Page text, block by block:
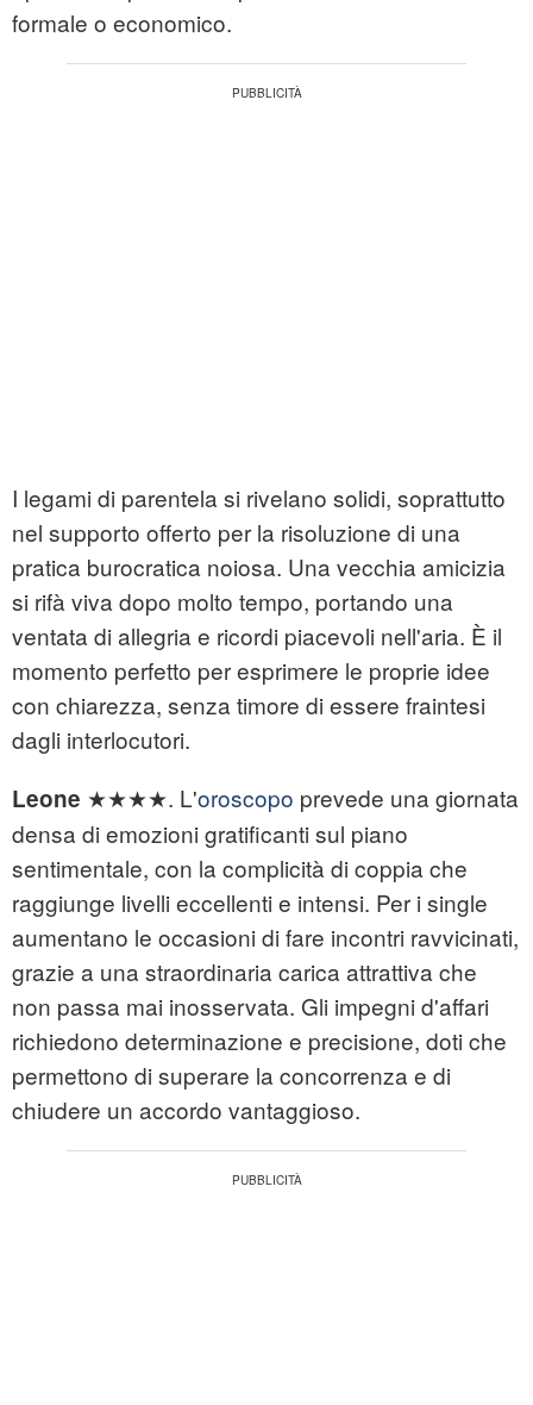
formale o economico.
I legami di parentela si rivelano solidi, soprattutto
nel supporto offerto per la risoluzione di una
pratica burocratica noiosa. Una vecchia amicizia
si rifà viva dopo molto tempo, portando una
ventata di allegria e ricordi piacevoli nell'aria. È il
momento perfetto per esprimere le proprie idee
con chiarezza, senza timore di essere fraintesi
dagli interlocutori.
Leone ★★★★. L'oroscopo prevede una giornata
densa di emozioni gratificanti sul piano
sentimentale, con la complicità di coppia che
raggiunge livelli eccellenti e intensi. Per i single
aumentano le occasioni di fare incontri ravvicinati,
grazie a una straordinaria carica attrattiva che
non passa mai inosservata. Gli impegni d'affari
richiedono determinazione e precisione, doti che
permettono di superare la concorrenza e di
chiudere un accordo vantaggioso.